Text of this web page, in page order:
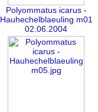
Polyommatus icarus -
Hauhechelblaeuling m01
02.06.2004